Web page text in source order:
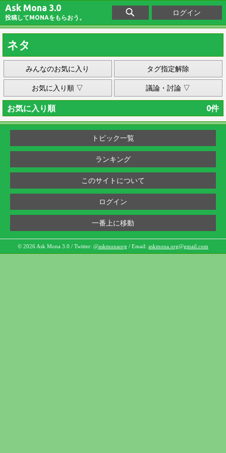
Ask Mona 3.0
投稿してMONAをもらおう。
ログイン
ネタ
みんなのお気に入り タグ指定解除
お気に入り順 ▽ 議論・討論 ▽
お気に入り順 0件
トピック一覧
ランキング
このサイトについて
ログイン
一番上に移動
© 2026 Ask Mona 3.0 / Twitter: @askmonaorg / Email: askmona.org@gmail.com